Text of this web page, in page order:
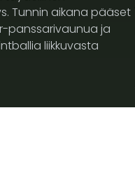
Tunnin aikana pääset
panssarivaunua ja
liikkuvasta